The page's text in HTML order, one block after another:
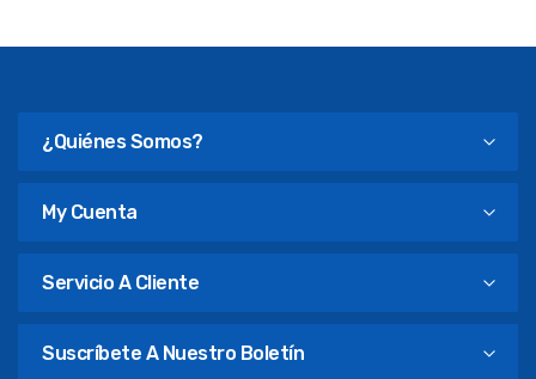
¿Quiénes Somos?
My Cuenta
Servicio A Cliente
Suscríbete A Nuestro Boletín